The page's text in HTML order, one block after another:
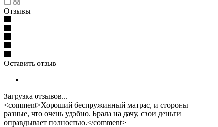
Отзывы
Оставить отзыв
Загрузка отзывов...
<comment>Хороший беспружинный матрас, и стороны
разные, что очень удобно. Брала на дачу, свои деньги
оправдывает полностью.</comment>